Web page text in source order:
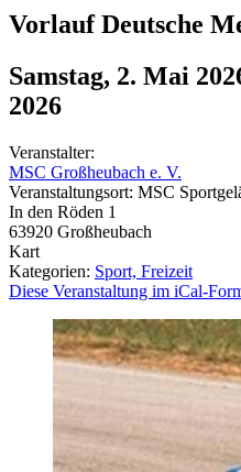
Vorlauf Deutsche
Samstag, 2. Mai
2026
Veranstalter:
MSC Großheubach e. V.
Veranstaltungsort: MSC
In den Röden 1
63920 Großheubach
Kart
Kategorien: Sport, Freizeit
Diese Veranstaltung im iCal-